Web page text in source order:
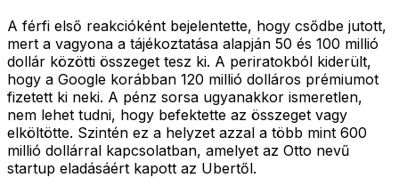
A férfi első reakcióként bejelentette, hogy csődbe jutott,
mert a vagyona a tájékoztatása alapján 50 és 100 millió
dollár közötti összeget tesz ki. A periratokból kiderült,
hogy a Google korábban 120 millió dolláros prémiumot
fizetett ki neki. A pénz sorsa ugyanakkor ismeretlen,
nem lehet tudni, hogy befektette az összeget vagy
elköltötte. Szintén ez a helyzet azzal a több mint 600
millió dollárral kapcsolatban, amelyet az Otto nevű
startup eladásáért kapott az Ubertől.